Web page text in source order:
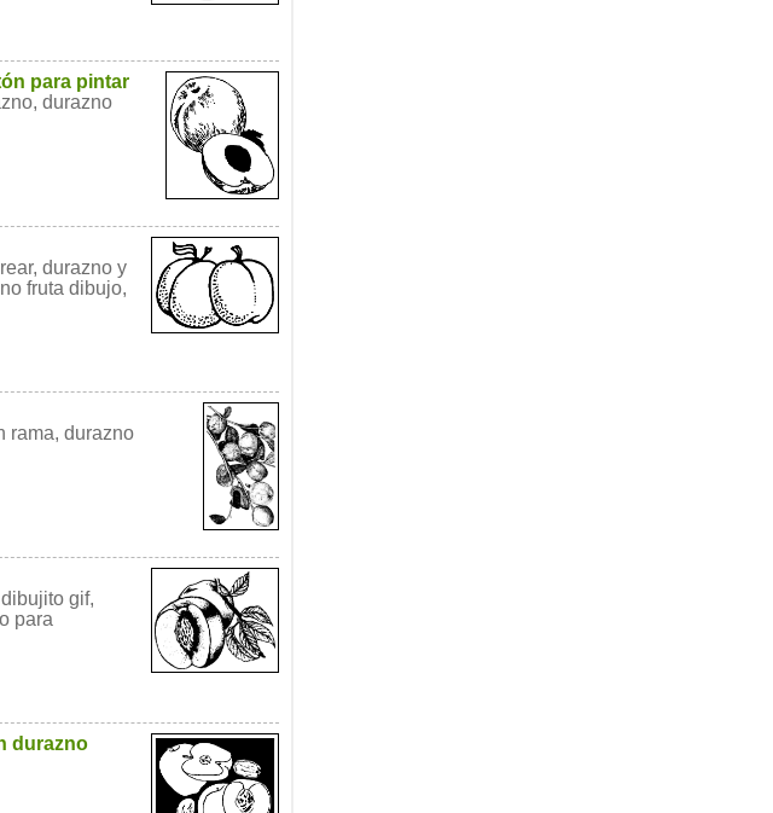
para pintar
durazno
durazno y
fruta dibujo,
rama, durazno
gif,
para
durazno